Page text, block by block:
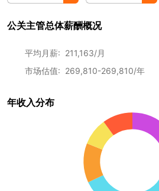
公关主管总体薪酬概况
平均月薪: 211,163/月
市场估值: 269,810-269,810/年
年收入分布